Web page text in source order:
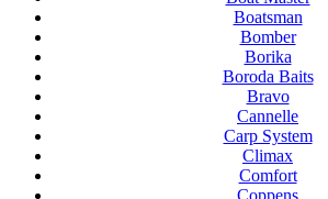
Boatsman
Bomber
Borika
Boroda Baits
Bravo
Cannelle
Carp System
Climax
Comfort